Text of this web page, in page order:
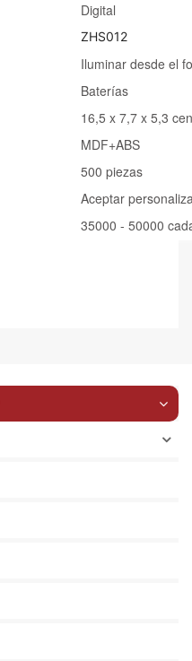
Digital
ZHS012
Iluminar desde el
Baterías
16,5 x 7,7 x 5,3
MDF+ABS
500 piezas
Aceptar
35000 - 50000